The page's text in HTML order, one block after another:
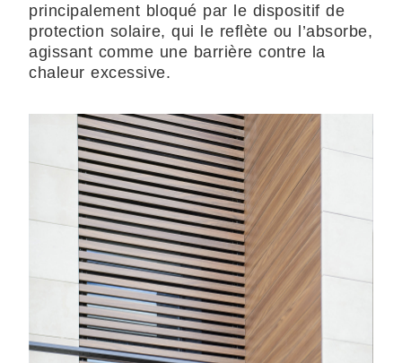
principalement bloqué par le dispositif de
protection solaire, qui le reflète ou l’absorbe,
agissant comme une barrière contre la
chaleur excessive.